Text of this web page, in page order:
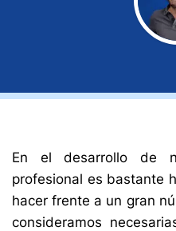
En el desarrollo de
profesional es bastante
hacer frente a un gran
consideramos